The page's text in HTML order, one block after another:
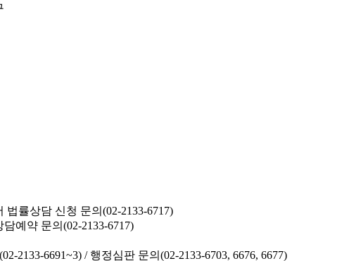
법률상담 신청 문의(02-2133-6717)
예약 문의(02-2133-6717)
2133-6691~3) / 행정심판 문의(02-2133-6703, 6676, 6677)